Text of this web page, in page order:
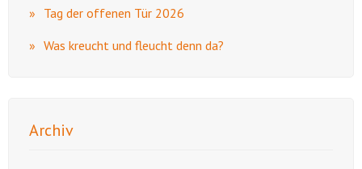
Tag der offenen Tür 2026
Was kreucht und fleucht denn da?
Archiv